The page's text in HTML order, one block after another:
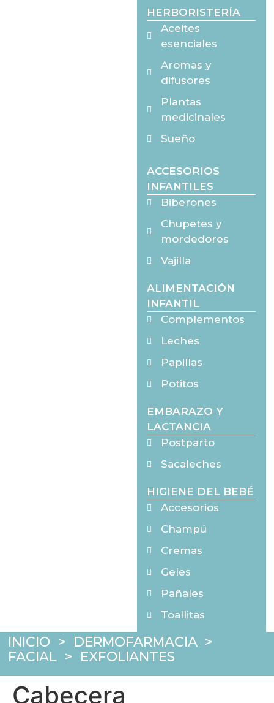
HERBORISTERÍA
Aceites
esenciales
Aromas y
difusores
Plantas
medicinales
Sueño
ACCESORIOS
INFANTILES
Biberones
Chupetes y
mordedores
Vajilla
ALIMENTACIÓN
INFANTIL
Complementos
Leches
Papillas
Potitos
EMBARAZO Y
LACTANCIA
Postparto
Sacaleches
HIGIENE DEL BEBÉ
Accesorios
Champú
Cremas
Geles
Pañales
Toallitas
INICIO > DERMOFARMACIA>
FACIAL > EXFOLIANTES
Cabecera